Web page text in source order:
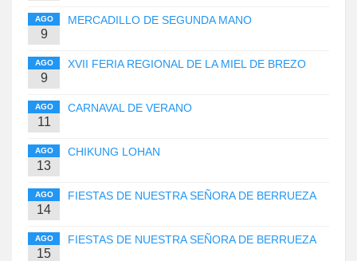
AGO
9
MERCADILLO DE SEGUNDA MANO
AGO
9
XVII FERIA REGIONAL DE LA MIEL DE BREZO
AGO
11
CARNAVAL DE VERANO
AGO
13
CHIKUNG LOHAN
AGO
14
FIESTAS DE NUESTRA SEÑORA DE BERRUEZA
AGO
15
FIESTAS DE NUESTRA SEÑORA DE BERRUEZA